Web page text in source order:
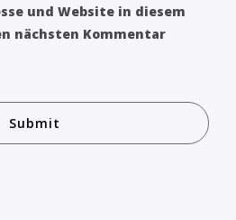
und Website in diesem
nächsten Kommentar